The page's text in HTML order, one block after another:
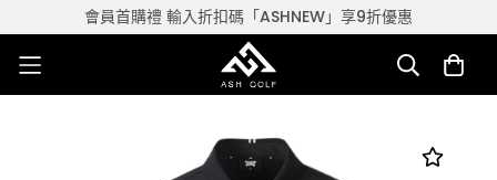
會員首購禮 輸入折扣碼「ASHNEW」享9折優惠